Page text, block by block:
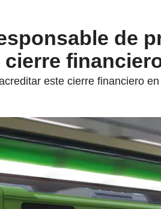
de
este cierre financiero